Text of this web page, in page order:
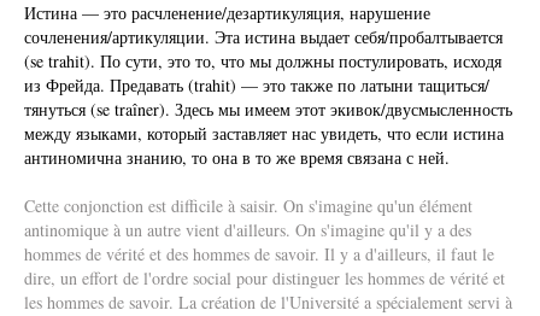
Истина — это расчленение/дезартикуляция, нарушение
сочленения/артикуляции. Эта истина выдает себя/пробалтывается
(se trahit). По сути, это то, что мы должны постулировать, исходя
из Фрейда. Предавать (trahit) — это также по латыни тащиться/
тянуться (se traîner). Здесь мы имеем этот экивок/двусмысленность
между языками, который заставляет нас увидеть, что если истина
антиномична знанию, то она в то же время связана с ней.
Cette conjonction est difficile à saisir. On s'imagine qu'un élément
antinomique à un autre vient d'ailleurs. On s'imagine qu'il y a des
hommes de vérité et des hommes de savoir. Il y a d'ailleurs, il faut le
dire, un effort de l'ordre social pour distinguer les hommes de vérité et
les hommes de savoir. La création de l'Université a spécialement servi à